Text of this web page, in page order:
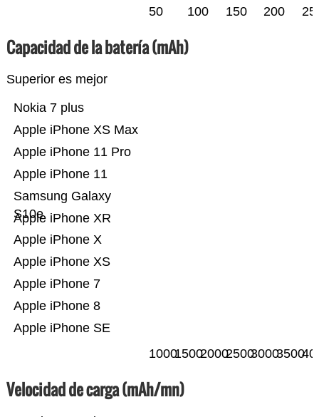
50 100 150 200
Capacidad de la batería (mAh)
Superior es mejor
Apple iPhone SE
Apple iPhone 8
Apple iPhone 7
Apple iPhone XS
Apple iPhone X
Apple iPhone XR
Samsung Galaxy
S10e
Apple iPhone 11
Apple iPhone 11 Pro
Apple iPhone XS Max
Nokia 7 plus
100015002000250030003500
Velocidad de carga (mAh/mn)